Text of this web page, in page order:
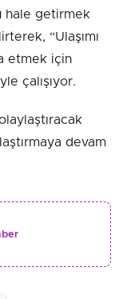
hale getirmek
“Ulaşımı
etmek için
çalışıyor.
devam